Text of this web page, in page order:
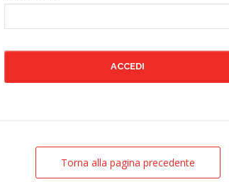
Torna alla pagina precedente